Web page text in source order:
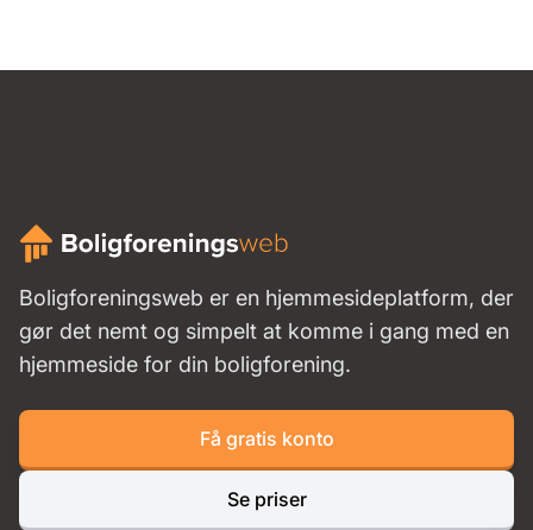
Boligforeningsweb er en hjemmesideplatform, der
gør det nemt og simpelt at komme i gang med en
hjemmeside for din boligforening.
Få gratis konto
Se priser